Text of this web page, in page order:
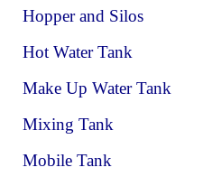
Hopper and Silos
Hot Water Tank
Make Up Water Tank
Mixing Tank
Mobile Tank